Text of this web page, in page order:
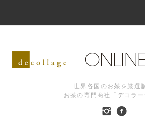
世界各国のお茶を厳選
お茶の専門商社「デコラー